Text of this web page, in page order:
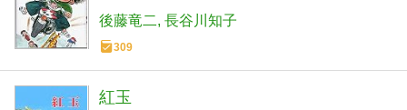
後藤竜二 長谷川知子
309
紅玉